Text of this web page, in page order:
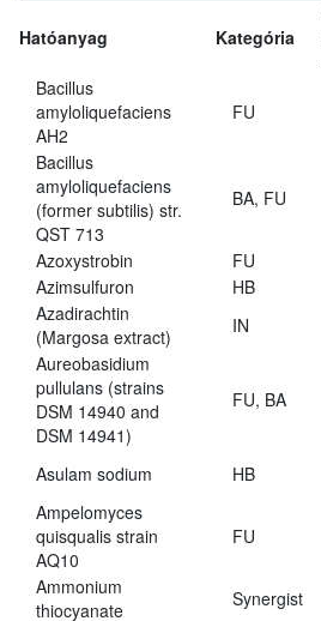
Hatóanyag Kategória
Bacillus
amyloliquefaciens
AH2
FU
Bacillus
amyloliquefaciens
(former subtilis) str.
QST 713
BA, FU
Azoxystrobin FU
Azimsulfuron
HB
Azadirachtin
(Margosa extract)
IN
Aureobasidium
pullulans (strains
DSM 14940 and
DSM 14941)
FU, BA
Asulam sodium HB
Ampelomyces
quisqualis strain
AQ10
FU
Ammonium
thiocyanate
Synergist